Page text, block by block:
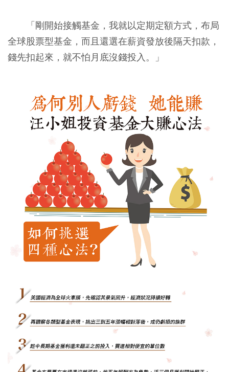
「剛開始接觸基金，我就以定期定額方式，布局
全球股票型基金，而且還選在薪資發放後隔天扣款，
錢先扣起來，就不怕月底沒錢投入。」